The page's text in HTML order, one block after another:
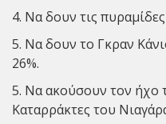
4. Να δουν τις
5. Να δουν το Γκραν
26%.
5. Να ακούσουν τον ήχο
Καταρράκτες του